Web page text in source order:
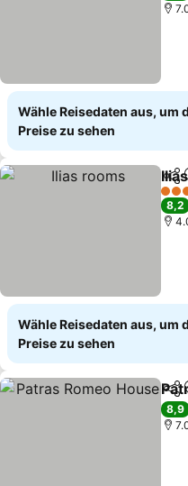
Wähle Reisedaten aus, um
Preise zu sehen
3
8,2
Wähle Reisedaten aus, um
Preise zu sehen
8,9